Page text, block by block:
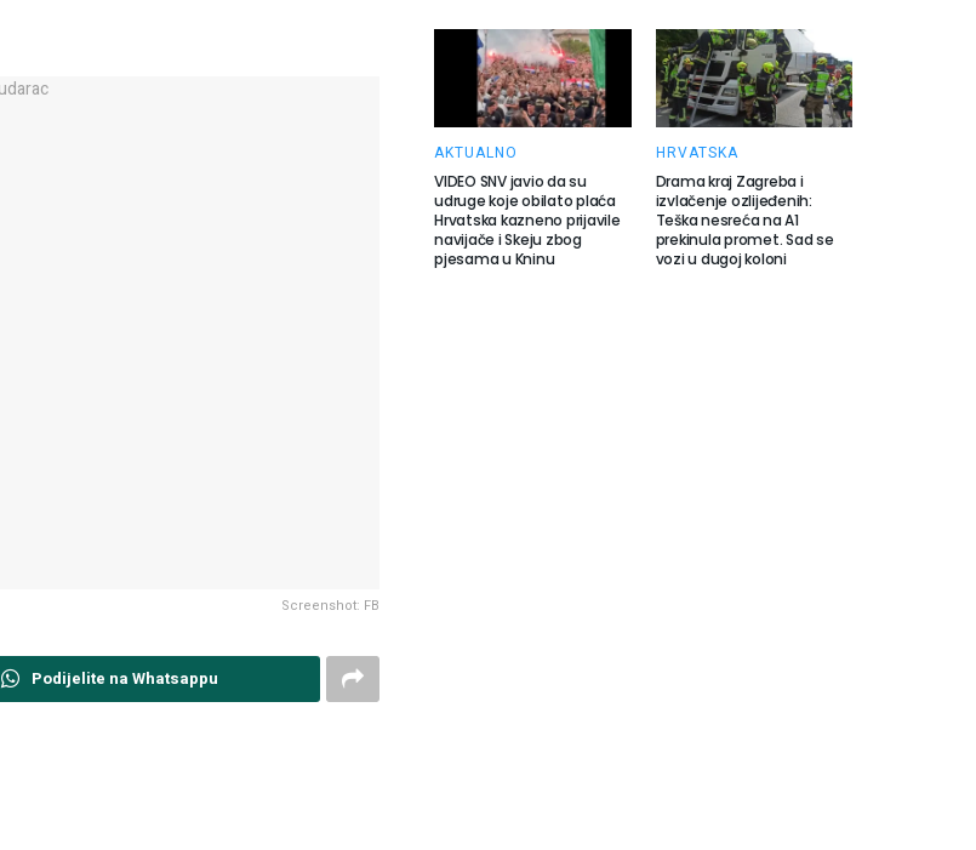
Screenshot: FB
Podijelite na Whatsappu
AKTUALNO
VIDEO SNV javio da su
udruge koje obilato plaća
Hrvatska kazneno prijavile
navijače i Skeju zbog
pjesama u Kninu
HRVATSKA
Drama kraj Zagreba i
izvlačenje ozlijeđenih:
Teška nesreća na A1
prekinula promet. Sad se
vozi u dugoj koloni